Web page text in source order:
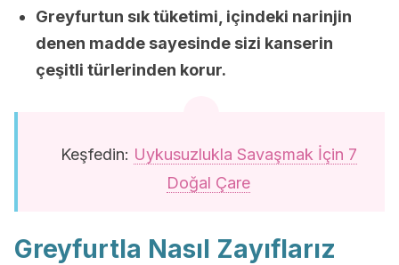
Greyfurtun sık tüketimi, içindeki narinjin
denen madde sayesinde sizi kanserin
çeşitli türlerinden korur.
Keşfedin: Uykusuzlukla Savaşmak İçin 7
Doğal Çare
Greyfurtla Nasıl Zayıflarız